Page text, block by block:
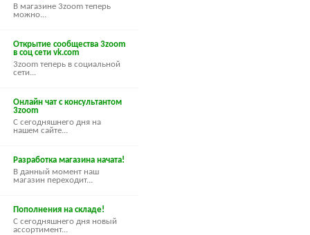
В магазине 3zoom теперь
можно...
Открытие сообщества 3zoom
в соц сети vk.com
3zoom теперь в социальной
сети...
Онлайн чат с консультантом
3zoom
С сегодняшнего дня на
нашем сайте...
Разработка магазина начата!
В данный момент наш
магазин переходит...
Пополнения на складе!
С сегодняшнего дня новый
ассортимент...